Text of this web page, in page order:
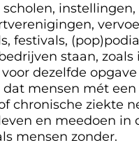
instellingen,
festivals,
staan, zoals
dezelfde
dat mensen mét een
chronische ziekte
en meedoen in
mensen zonder.